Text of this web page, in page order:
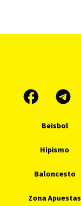
Beisbol
Hipismo
Baloncesto
Zona Apuestas